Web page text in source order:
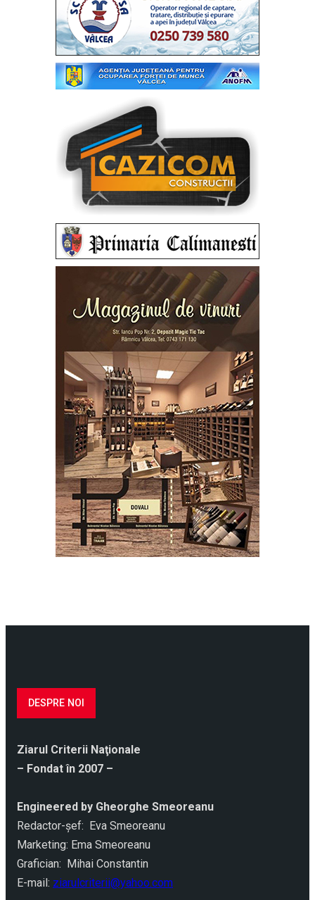
DESPRE NOI
Ziarul Criterii Naţionale
– Fondat în 2007 –
Engineered by Gheorghe Smeoreanu
Redactor-şef: Eva Smeoreanu
Marketing: Ema Smeoreanu
Grafician: Mihai Constantin
E-mail: ziarulcriterii@yahoo.com